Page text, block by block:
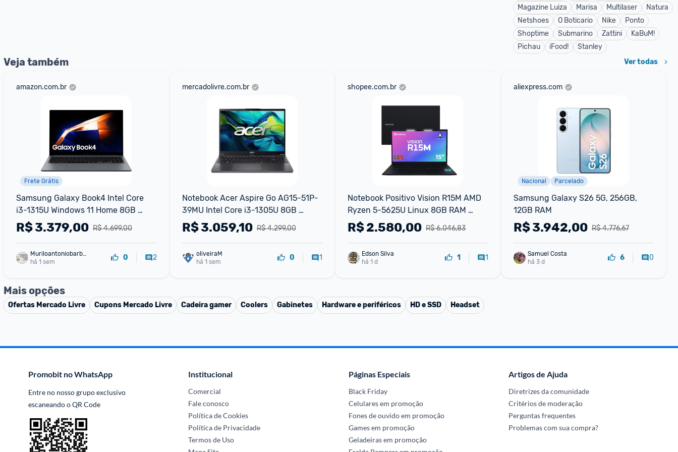
Magazine Luiza
Marisa Multilaser
Natura
Netshoes
O Boticario Nike
Ponto
Shoptime
Submarino Zattini
KaBuM!
Pichau
iFood! Stanley
Veja também Ver todas
amazon.com.br
Frete Grátis
Samsung Galaxy Book4 Intel Core
i3-1315U Windows 11 Home 8GB
256GB SSD UHD Graphics 15.6'' Full
HD LED 1.55kg
R$ 4.699,00
R$3.379,00
Muriloantoniobarbo
sa
há 1 sem 0 2
mercadolivre.com.br
Notebook Acer Aspire Go AG15-51P-
39MU Intel Core i3-1305U 8GB
256ssd Windows 11 Home 15,3''
R$ 4.299,00
R$3.059,10
oliveiraM
há 1 sem
0 1
shopee.com.br
Notebook Positivo Vision R15M AMD
Ryzen 5-5625U Linux 8GB RAM
256GB SSD Wi-Fi 6 15” IPS Preto
R$ 6.046,83
R$2.580,00
Edson Silva
há 1 d
1 1
aliexpress.com
Nacional Parcelado
Samsung Galaxy S26 5G, 256GB,
12GB RAM
R$ 4.776,67
R$3.942,00
Samuel Costa
há 3 d
6 0
Mais opções
Ofertas Mercado Livre Cupons Mercado Livre Cadeira gamer Coolers Gabinetes Hardware e periféricos HD e SSD Headset
Promobit no WhatsApp
Entre no nosso grupo exclusivo
escaneando o QR Code
Institucional
Comercial
Fale conosco
Política de Cookies
Política de Privacidade
Termos de Uso
Páginas Especiais
Black Friday
Celulares em promoção
Fones de ouvido em promoção
Games em promoção
Geladeiras em promoção
Artigos de Ajuda
Diretrizes da comunidade
Critérios de moderação
Perguntas frequentes
Problemas com sua compra?